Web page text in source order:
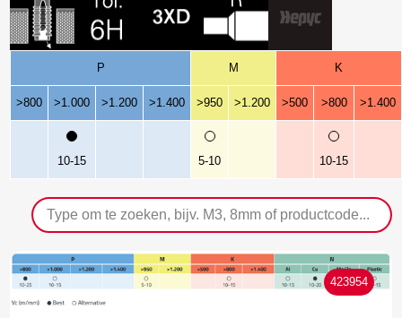
P M K
>800 >1.000 >1.200 >1.400 >950 >1.200 >500 >800 >1.400
10-15 5-10 10-15
423954